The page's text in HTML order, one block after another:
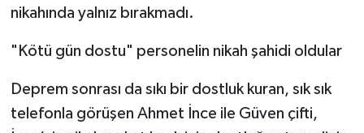
nikahında yalnız bırakmadı.
"Kötü gün dostu" personelin nikah şahidi oldular
Deprem sonrası da sıkı bir dostluk kuran, sık sık
telefonla görüşen Ahmet İnce ile Güven çifti,